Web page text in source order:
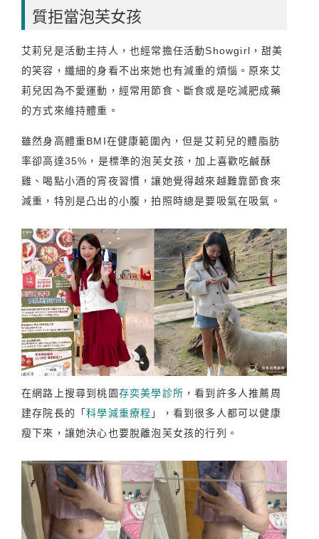
質拒當泡芙女孩
艾莉兒是活動主持人，也經常擔任活動Showgirl，甜美
的笑容，纖細的身看不出來她也有減重的煩惱。原來艾
莉兒因為不愛運動，經常用節食、斷食或是吃減肥成藥
的方式來維持體重。
雖然身高體重BMI在健康範圍內，但是艾莉兒的體脂肪
率卻高達35%，是標準的泡芙女孩，加上喜歡吃鹹酥
雞、喝點小酒的宵夜習慣，讓她覺得越來越難靠節食來
減重，特別是凸出的小腹，拍照時總是要吸氣在吸氣。
在網路上搜尋到桃園存奕美學診所 ，看到許多人推薦周
建存院長的「科學減重療程 」，看到很多人都可以健康
瘦下來，讓她決心也要脫離泡芙女孩的行列。